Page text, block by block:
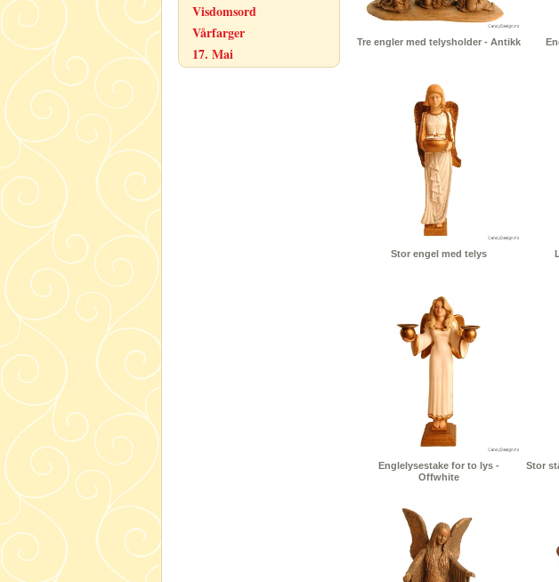
Visdomsord
Vårfarger
17. Mai
Tre engler med telysholder - Antikk
Stor engel med telys
Englelysestake for to lys -
Offwhite
Stor